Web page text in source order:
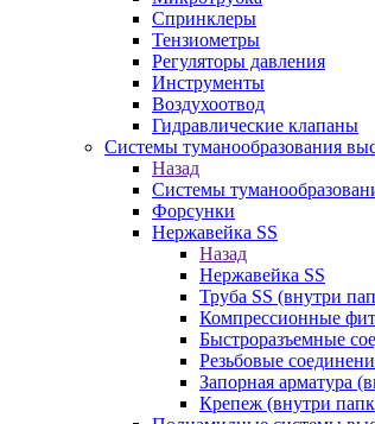
Спринклеры
Тензиометры
Регуляторы давления
Инструменты
Воздухоотвод
Гидравлические клапаны
Системы туманообразования
Назад
Системы
Форсунки
Нержавейка SS
Назад
Нержавейка SS
Труба SS (внутри
Компрессионные
Быстроразъемные
Резьбовые
Запорная арматура
Крепеж (внутри